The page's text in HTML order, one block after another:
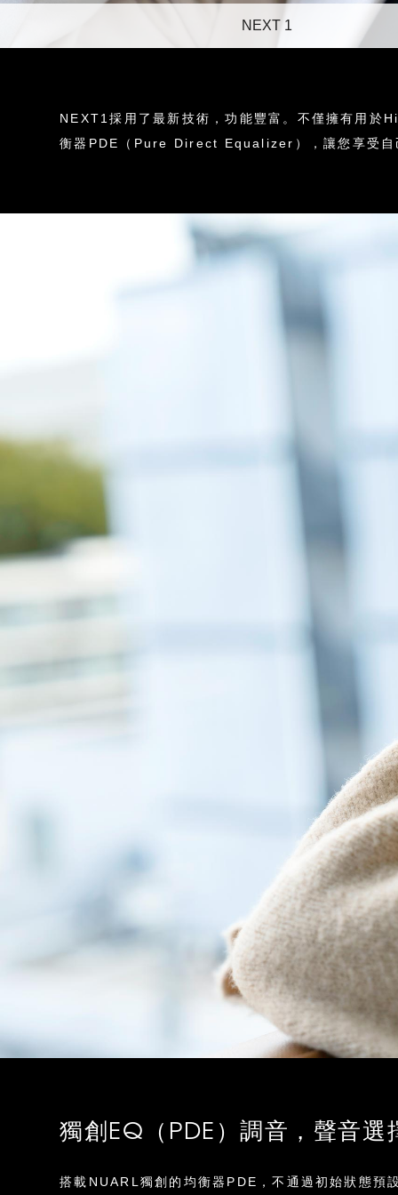
NEXT 1
NEXT1採用了最新技術，功能豐富。不僅擁有用於
衡器PDE（Pure Direct Equalizer），讓您享受自
獨創EQ（PDE）調音，聲音
搭載NUARL獨創的均衡器PDE，不通過初始狀態預